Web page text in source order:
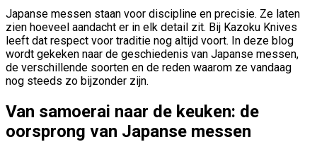
Japanse messen staan voor discipline en precisie. Ze laten
zien hoeveel aandacht er in elk detail zit. Bij Kazoku Knives
leeft dat respect voor traditie nog altijd voort. In deze blog
wordt gekeken naar de geschiedenis van Japanse messen,
de verschillende soorten en de reden waarom ze vandaag
nog steeds zo bijzonder zijn.
Van samoerai naar de keuken: de
oorsprong van Japanse messen